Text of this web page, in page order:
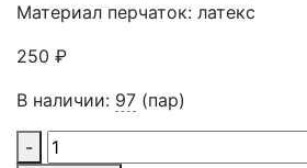
Материал перчаток: латекс
250 ₽
В наличии: 97 (пар)
-